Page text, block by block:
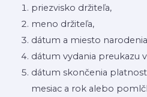
priezvisko držiteľa,
meno držiteľa,
dátum a miesto
dátum vydania preukazu
dátum skončenia
mesiac a rok alebo